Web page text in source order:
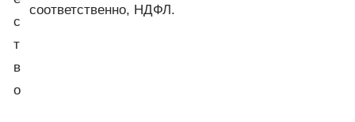
с
т
в
о
соответственно, НДФЛ.